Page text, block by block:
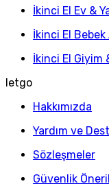
İkinci El Ev &
İkinci El
İkinci El Giyim
letgo
Hakkımızda
Yardım ve
Sözleşmeler
Güvenlik